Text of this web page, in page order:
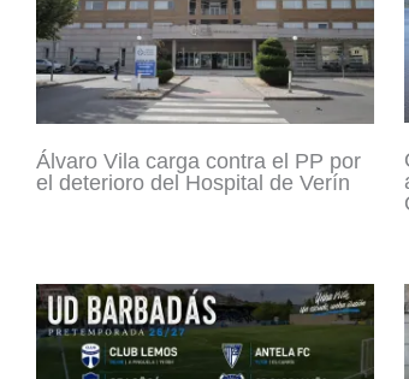
Álvaro Vila carga contra el PP por
el deterioro del Hospital de Verín